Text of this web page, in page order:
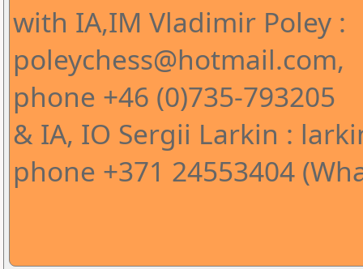
with IA,IM Vladimir Poley :
poleychess@hotmail.com,
phone +46 (0)735-793205
& IA, IO Sergii Larkin :
phone +371 24553404